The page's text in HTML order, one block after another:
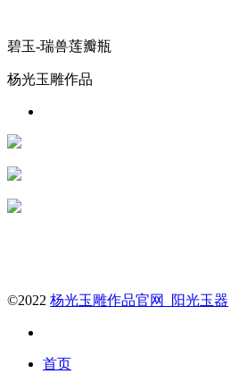
碧玉-瑞兽莲瓣瓶
杨光玉雕作品
©2022 杨光玉雕作品官网_阳光玉器
首页